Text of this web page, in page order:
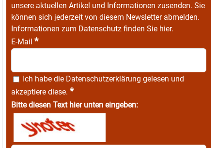
unsere aktuellen Artikel und Informationen zusenden. Sie
können sich jederzeit von diesem Newsletter abmelden.
Informationen zum Datenschutz finden Sie hier.
E-Mail *
Ich habe die Datenschutzerklärung gelesen und
akzeptiere diese. *
Bitte diesen Text hier unten eingeben: